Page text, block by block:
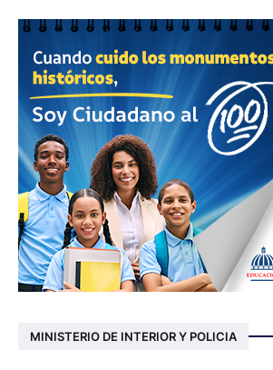
MINISTERIO DE INTERIOR Y POLICIA